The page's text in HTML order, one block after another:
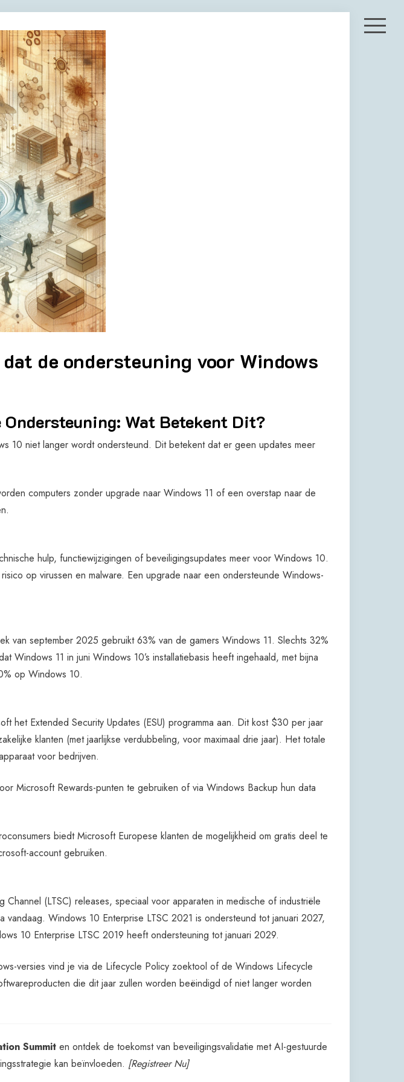
de ondersteuning voor Windows
Wat Betekent Dit?
10 niet langer wordt ondersteund. Dit betekent dat er geen updates meer
computers zonder upgrade naar Windows 11 of een overstap naar de
hulp, functiewijzigingen of beveiligingsupdates meer voor Windows 10.
op virussen en malware. Een upgrade naar een ondersteunde Windows-
van september 2025 gebruikt 63% van de gamers Windows 11. Slechts 32%
Windows 11 in juni Windows 10’s installatiebasis heeft ingehaald, met bijna
op Windows 10.
het Extended Security Updates (ESU) programma aan. Dit kost $30 per jaar
klanten (met jaarlijkse verdubbeling, voor maximaal drie jaar). Het totale
voor bedrijven.
Microsoft Rewards-punten te gebruiken of via Windows Backup hun data
biedt Microsoft Europese klanten de mogelijkheid om gratis deel te
account gebruiken.
Channel (LTSC) releases, speciaal voor apparaten in medische of industriële
Windows 10 Enterprise LTSC 2021 is ondersteund tot januari 2027,
10 Enterprise LTSC 2019 heeft ondersteuning tot januari 2029.
versies vind je via de Lifecycle Policy zoektool of de Windows Lifecycle
die dit jaar zullen worden beëindigd of niet langer worden
Summiten ontdek de toekomst van beveiligingsvalidatie met AI-gestuurde
kan beïnvloeden. [Registreer Nu]